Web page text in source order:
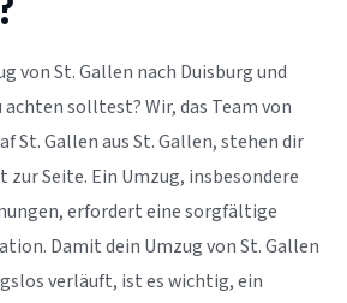
von St. Gallen nach Duisburg und
solltest? Wir, das Team von
St. Gallen aus St. Gallen, stehen dir
Seite. Ein Umzug, insbesondere
erfordert eine sorgfältige
Damit dein Umzug von St. Gallen
verläuft, ist es wichtig, ein